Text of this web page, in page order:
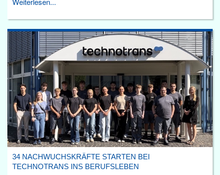
34 NACHWUCHSKRÄFTE STARTEN BEI
TECHNOTRANS INS BERUFSLEBEN